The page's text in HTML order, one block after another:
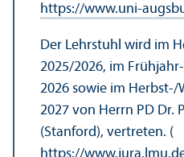
https://www.uni-
Der Lehr­stuhl wird im
2025/2026, im
2026 sowie im Herbst-/
2027 von Herrn PD Dr.
(Stanford), vertreten. (